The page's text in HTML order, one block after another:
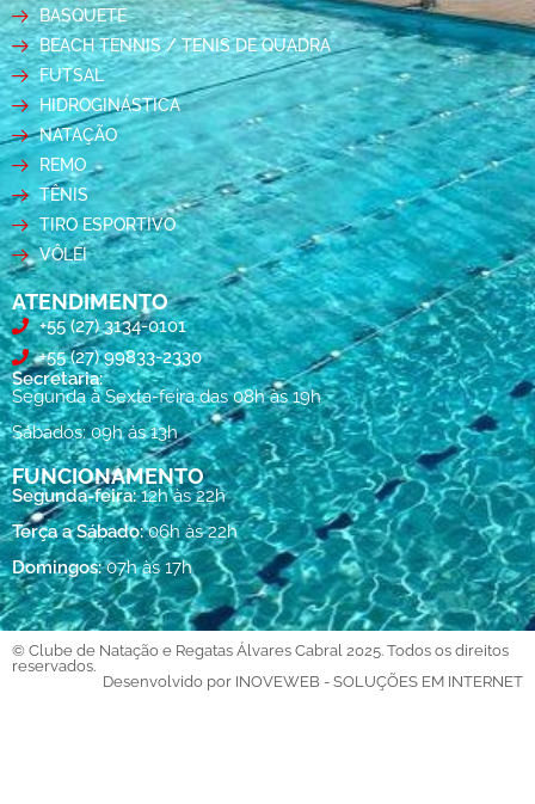
BASQUETE
BEACH TENNIS / TENIS DE QUADRA
FUTSAL
HIDROGINÁSTICA
NATAÇÃO
REMO
TÊNIS
TIRO ESPORTIVO
VÔLEI
ATENDIMENTO
+55 (27) 3134-0101
+55 (27) 99833-2330
Secretaria:
Segunda à Sexta-feira das 08h às 19h
Sábados: 09h ás 13h
FUNCIONAMENTO
Segunda-feira:12h às 22h
Terça a Sábado:06h às 22h
Domingos:07h às 17h
© Clube de Natação e Regatas Álvares Cabral 2025. Todos os direitos
reservados.
Desenvolvido por INOVEWEB - SOLUÇÕES EM INTERNET